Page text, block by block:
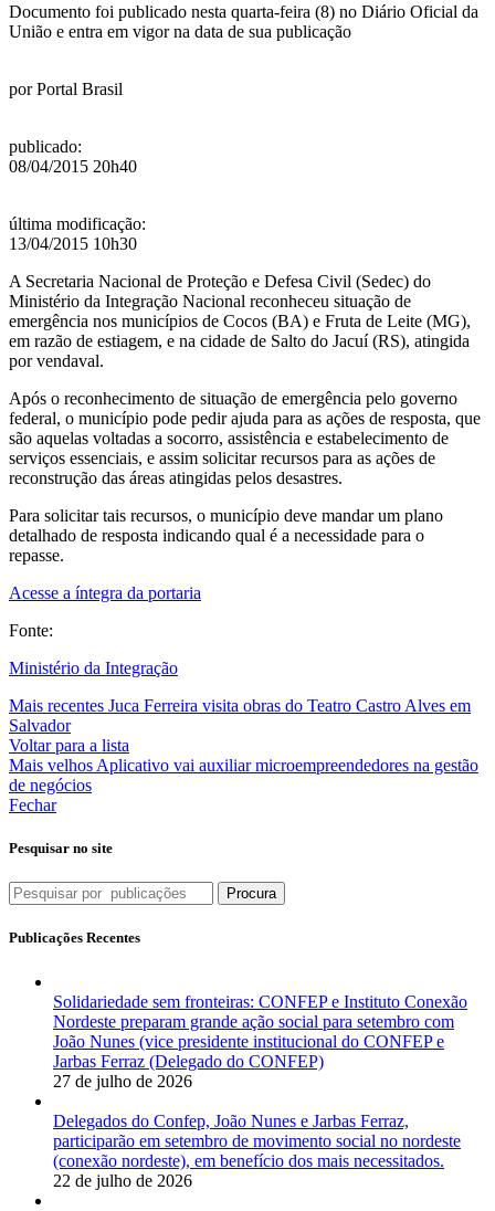
reconhece
emergência
Documento foi publicado nesta quarta-feira (8) no Diário Oficial da
União e entra em vigor na data de sua publicação
porPortal Brasil
publicado:
08/04/2015 20h40
última modificação:
13/04/2015 10h30
A Secretaria Nacional de Proteção e Defesa Civil (Sedec) do
Ministério da Integração Nacional reconheceu situação de
emergência nos municípios de Cocos (BA) e Fruta de Leite (MG),
em razão de estiagem, e na cidade de Salto do Jacuí (RS), atingida
por vendaval.
Após o reconhecimento de situação de emergência pelo governo
federal, o município pode pedir ajuda para as ações de resposta, que
são aquelas voltadas a socorro, assistência e estabelecimento de
serviços essenciais, e assim solicitar recursos para as ações de
reconstrução das áreas atingidas pelos desastres.
Para solicitar tais recursos, o município deve mandar um plano
detalhado de resposta indicando qual é a necessidade para o
repasse.
Acesse a íntegra da portaria
Fonte:
Ministério da Integração
Mais recentes Juca Ferreira visita obras do Teatro Castro Alves em
Salvador
Voltar para a lista
Mais velhos Aplicativo vai auxiliar microempreendedores na gestão
de negócios
Fechar
Pesquisar no site
Procura
Publicações Recentes
Solidariedade sem fronteiras: CONFEP e Instituto Conexão
Nordeste preparam grande ação social para setembro com
João Nunes (vice presidente institucional do CONFEP e
Jarbas Ferraz (Delegado do CONFEP)
27 de julho de 2026
Delegados do Confep, João Nunes e Jarbas Ferraz,
participarão em setembro de movimento social no nordeste
(conexão nordeste), em benefício dos mais necessitados.
22 de julho de 2026